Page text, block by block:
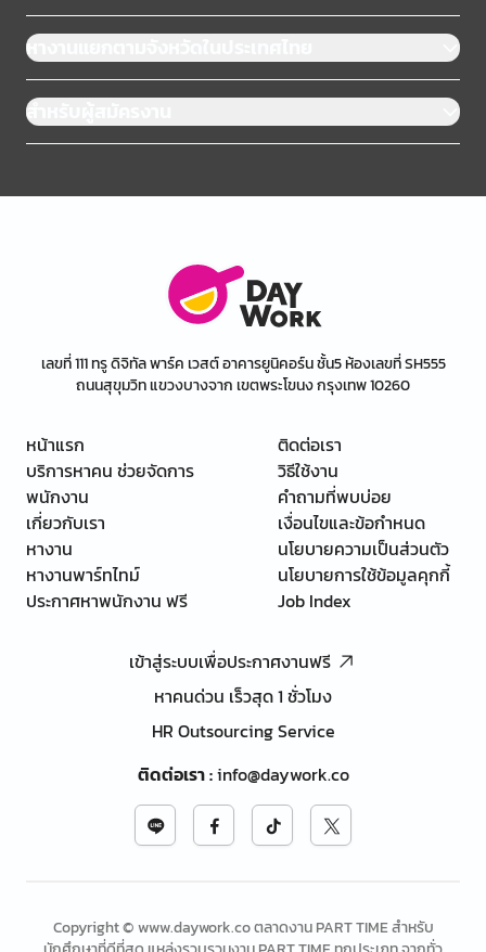
หางานแยกตามจังหวัดในประเทศไทย
สำหรับผู้สมัครงาน
เลขที่ 111 ทรู ดิจิทัล พาร์ค เวสต์ อาคารยูนิคอร์น ชั้น5 ห้องเลขที่ SH555
ถนนสุขุมวิท แขวงบางจาก เขตพระโขนง กรุงเทพ 10260
หน้าแรก
บริการหาคน ช่วยจัดการ
พนักงาน
เกี่ยวกับเรา
หางาน
หางานพาร์ทไทม์
ประกาศหาพนักงาน ฟรี
ติดต่อเรา
วิธีใช้งาน
คำถามที่พบบ่อย
เงื่อนไขและข้อกำหนด
นโยบายความเป็นส่วนตัว
นโยบายการใช้ข้อมูลคุกกี้
Job Index
เข้าสู่ระบบเพื่อประกาศงานฟรี
หาคนด่วน เร็วสุด 1 ชั่วโมง
HR Outsourcing Service
ติดต่อเรา:info@daywork.co
Copyright © www.daywork.co ตลาดงาน PART TIME สำหรับ